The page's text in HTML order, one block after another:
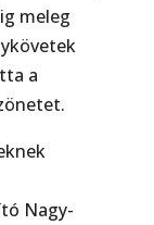
meleg
a
Nagy-